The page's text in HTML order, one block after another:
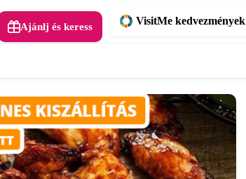
Ajánlj és keress VisitMe kedvezmények